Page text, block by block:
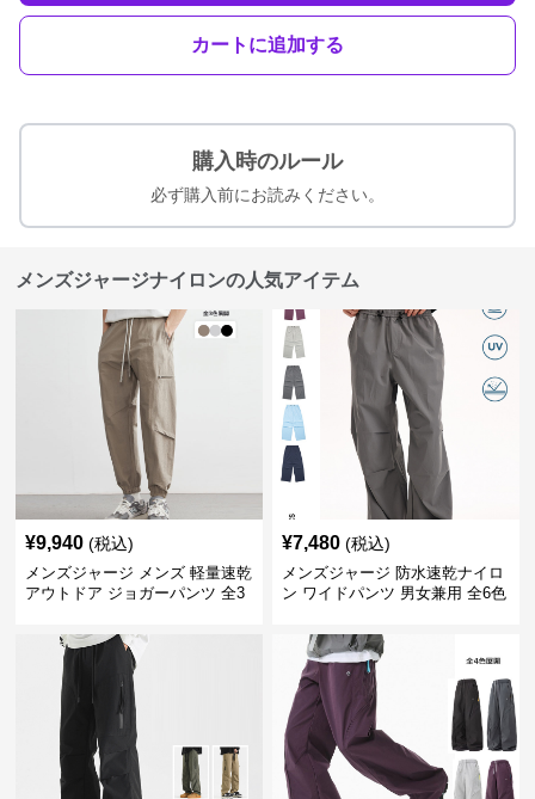
カートに追加する
購入時のルール
必ず購入前にお読みください。
メンズジャージナイロンの人気アイテム
¥9,940 (税込)
メンズジャージ メンズ 軽量速乾
アウトドア ジョガーパンツ 全3
¥7,480 (税込)
メンズジャージ 防水速乾ナイロ
ン ワイドパンツ 男女兼用 全6色